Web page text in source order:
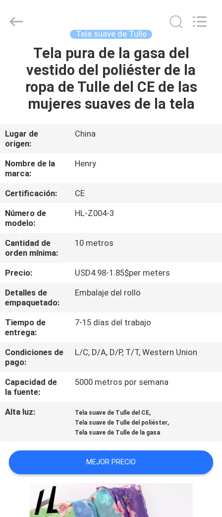
HOGAR
PRODUCTOS
NOSOTROS
VIAJE
DE
LA
FÁBRICA
CONTROL
CALIDAD
ÉNTRENOS
EN
CONTACTO
CON
NOTICIAS
CITA
Textile
Trading
Tela suave de Tulle
Tela pura de la gasa del
vestido del poliéster de la
ropa de Tulle del CE de las
mujeres suaves de la tela
Lugar de
origen:
China
Nombre de la
marca:
Henry
Certificación:
CE
Número de
modelo:
HL-Z004-3
Cantidad de
orden mínima:
10 metros
Precio:
USD4.98-1.85$per meters
Detalles de
empaquetado:
Embalaje del rollo
Tiempo de
entrega:
7-15 días del trabajo
Condiciones de
pago:
L/C, D/A, D/P, T/T, Western Union
Capacidad de
la fuente:
5000 metros por semana
Alta luz: Tela suave de Tulle del CE,
Tela suave de Tulle del poliéster,
Tela suave de Tulle de la gasa
MEJOR PRECIO